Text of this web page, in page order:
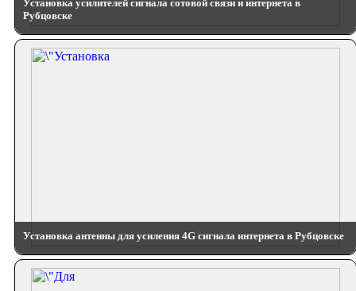
Установка усилителей сигнала сотовой связи и интернета в
Рубцовске
Установка антенны для усиления 4G сигнала интернета в Рубцовске